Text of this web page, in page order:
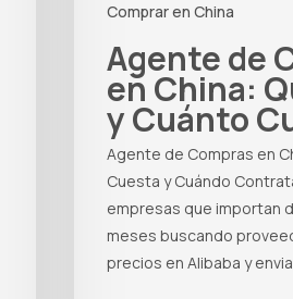
Comprar en China
Agente de
en China:
y Cuánto
Agente de Compras en
Cuesta y Cuándo
empresas que importan
meses buscando
precios en Alibaba y